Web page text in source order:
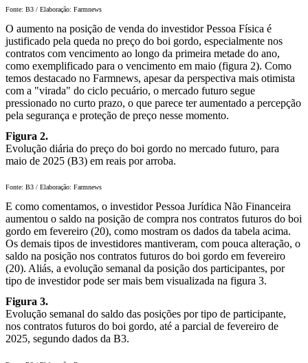
Fonte: B3 / Elaboração: Farmnews
O aumento na posição de venda do investidor Pessoa Física é
justificado pela queda no preço do boi gordo, especialmente nos
contratos com vencimento ao longo da primeira metade do ano,
como exemplificado para o vencimento em maio (figura 2). Como
temos destacado no Farmnews, apesar da perspectiva mais otimista
com a "virada" do ciclo pecuário, o mercado futuro segue
pressionado no curto prazo, o que parece ter aumentado a percepção
pela segurança e proteção de preço nesse momento.
Figura 2.
Evolução diária do preço do boi gordo no mercado futuro, para
maio de 2025 (B3) em reais por arroba.
Fonte: B3 / Elaboração: Farmnews
E como comentamos, o investidor Pessoa Jurídica Não Financeira
aumentou o saldo na posição de compra nos contratos futuros do boi
gordo em fevereiro (20), como mostram os dados da tabela acima.
Os demais tipos de investidores mantiveram, com pouca alteração, o
saldo na posição nos contratos futuros do boi gordo em fevereiro
(20). Aliás, a evolução semanal da posição dos participantes, por
tipo de investidor pode ser mais bem visualizada na figura 3.
Figura 3.
Evolução semanal do saldo das posições por tipo de participante,
nos contratos futuros do boi gordo, até a parcial de fevereiro de
2025, segundo dados da B3.